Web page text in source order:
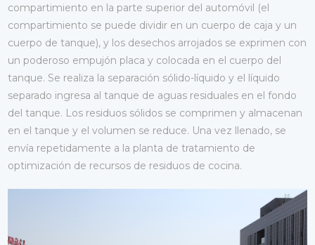
compartimiento en la parte superior del automóvil (el
compartimiento se puede dividir en un cuerpo de caja y un
cuerpo de tanque), y los desechos arrojados se exprimen con
un poderoso empujón placa y colocada en el cuerpo del
tanque. Se realiza la separación sólido-líquido y el líquido
separado ingresa al tanque de aguas residuales en el fondo
del tanque. Los residuos sólidos se comprimen y almacenan
en el tanque y el volumen se reduce. Una vez llenado, se
envía repetidamente a la planta de tratamiento de
optimización de recursos de residuos de cocina.